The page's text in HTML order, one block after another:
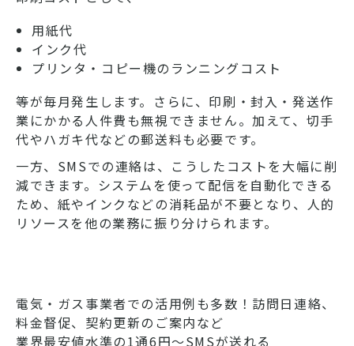
用紙代
インク代
プリンタ・コピー機のランニングコスト
等が毎月発生します。さらに、印刷・封入・発送作
業にかかる人件費も無視できません。加えて、切手
代やハガキ代などの郵送料も必要です。
一方、SMSでの連絡は、こうしたコストを大幅に削
減できます。システムを使って配信を自動化できる
ため、紙やインクなどの消耗品が不要となり、人的
リソースを他の業務に振り分けられます。
電気・ガス事業者での活用例も多数！訪問日連絡、
料金督促、契約更新のご案内など
業界最安値水準の1通6円～SMSが送れる